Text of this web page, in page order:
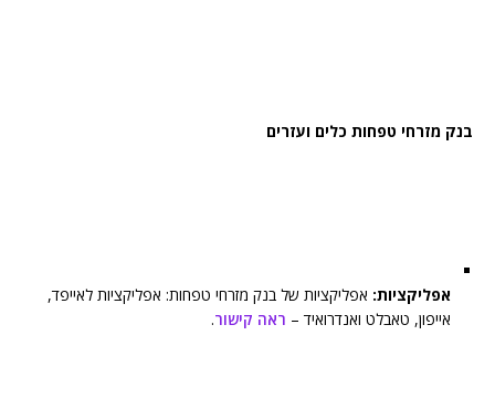
בנק מזרחי טפחות כלים ועזרים
אפליקציות: אפליקציות של בנק מזרחי טפחות: אפליקציות לאייפד,
אייפון, טאבלט ואנדרואיד – ראה קישור.